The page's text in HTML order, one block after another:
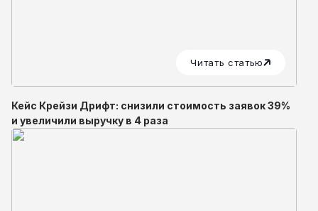
Читать статью
Кейс Крейзи Дрифт: снизили стоимость заявок 39%
и увеличили выручку в 4 раза